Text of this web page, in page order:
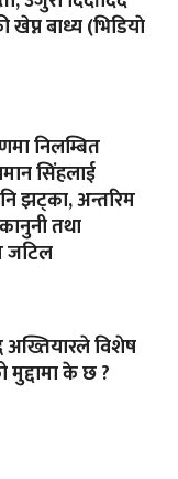
खेप्न बाध्य (भिडियाे
निलम्बित
सिंहलाई
झट्का, अन्तरिम
तथा
जटिल
अख्तियारले विशेष
के छ ?